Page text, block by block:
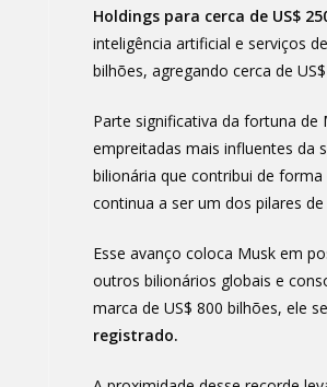
Holdings para cerca de US$
inteligência artificial e serviços
bilhões, agregando cerca de
Parte significativa da fortuna de
empreitadas mais influentes da
bilionária que contribui de
continua a ser um dos pilares
Esse avanço coloca Musk em
outros bilionários globais e
marca de US$ 800 bilhões, ele
registrado.